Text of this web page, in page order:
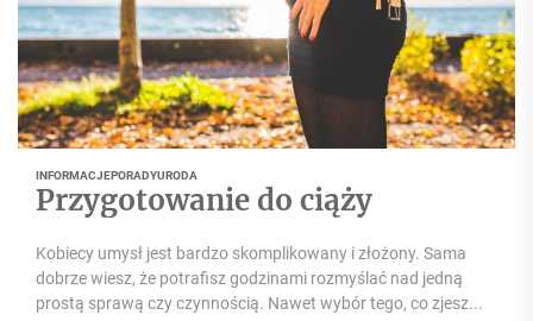
INFORMACJEPORADYURODA
Przygotowanie do ciąży
Kobiecy umysł jest bardzo skomplikowany i złożony. Sama
dobrze wiesz, że potrafisz godzinami rozmyślać nad jedną
prostą sprawą czy czynnością. Nawet wybór tego, co zjesz...